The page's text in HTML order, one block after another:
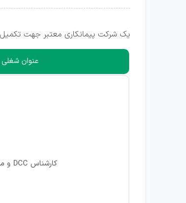
یک شرکت پیمانکاری معتبر جهت
عنوان شغلی
کارشناس DCC و مناقصه